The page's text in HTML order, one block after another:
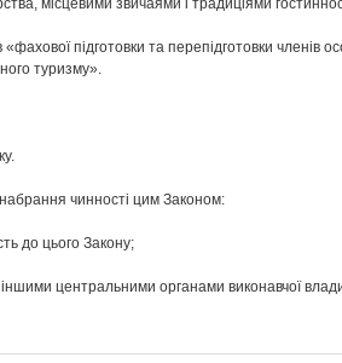
місцевими звичаями і традиціями
підготовки та перепідготовки членів
туризму».
набрання чинності цим Законом:
до цього Закону;
центральними органами виконавчої